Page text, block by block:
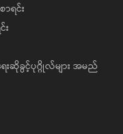
ရင်း
းဆိုခွင့်ပုဂ္ဂိုလ်များ အမည်